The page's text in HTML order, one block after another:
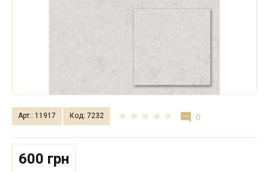
Арт.: 11917 Код: 7232 0
600 грн